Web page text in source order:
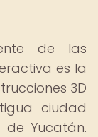
de las
es la
3D
ciudad
Yucatán.